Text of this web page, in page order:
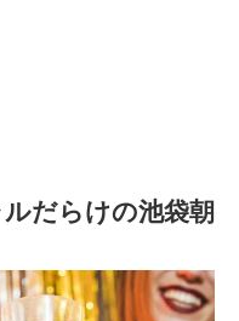
だらけの池袋朝